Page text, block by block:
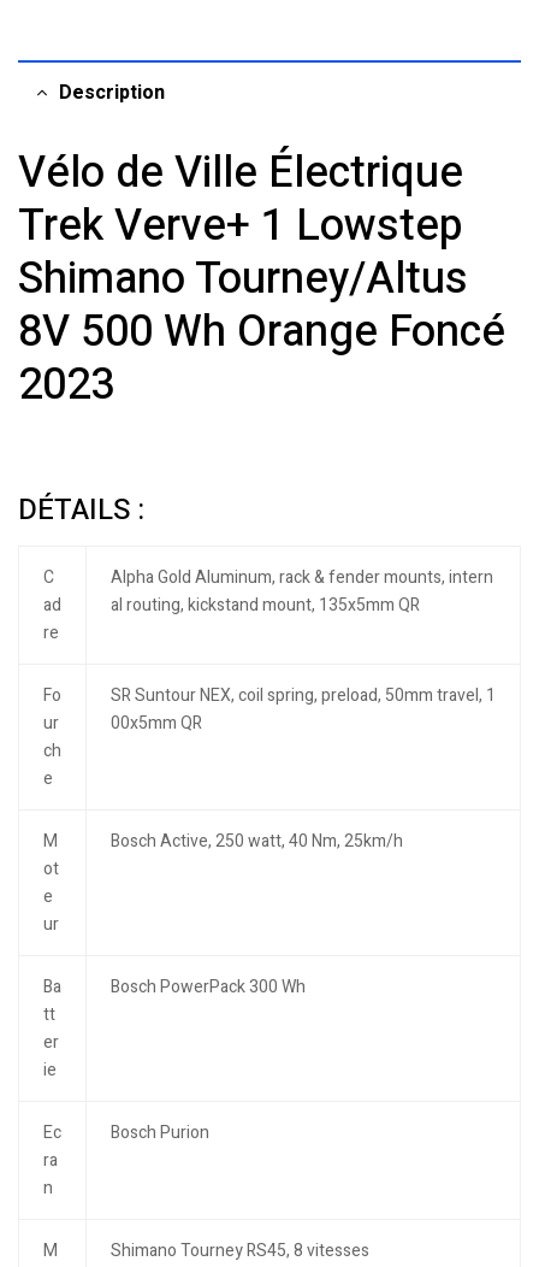
Description
Vélo de Ville Électrique
Trek Verve+ 1 Lowstep
Shimano Tourney/Altus
8V 500 Wh Orange Foncé
2023
DÉTAILS :
C
ad
re
Alpha Gold Aluminum, rack & fender mounts, intern
al routing, kickstand mount, 135x5mm QR
Fo
ur
ch
e
SR Suntour NEX, coil spring, preload, 50mm travel, 1
00x5mm QR
M
ot
e
ur
Bosch Active, 250 watt, 40 Nm, 25km/h
Ba
tt
er
ie
Bosch PowerPack 300 Wh
Ec
ra
n
Bosch Purion
M
Shimano Tourney RS45, 8 vitesses